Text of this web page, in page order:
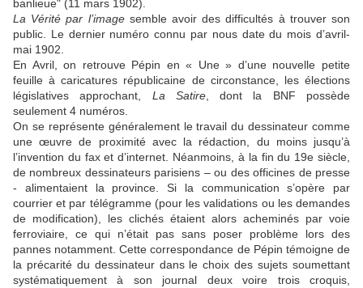
banlieue" (11 mars 1902).
La Vérité par l’imagesemble avoir des difficultés à trouver son
public. Le dernier numéro connu par nous date du mois d’avril-
mai 1902.
En Avril, on retrouve Pépin en « Une » d’une nouvelle petite
feuille à caricatures républicaine de circonstance, les élections
législatives approchant, La Satire, dont la BNF possède
seulement 4 numéros.
On se représente généralement le travail du dessinateur comme
une œuvre de proximité avec la rédaction, du moins jusqu’à
l’invention du fax et d’internet. Néanmoins, à la fin du 19e siècle,
de nombreux dessinateurs parisiens – ou des officines de presse
- alimentaient la province. Si la communication s’opère par
courrier et par télégramme (pour les validations ou les demandes
de modification), les clichés étaient alors acheminés par voie
ferroviaire, ce qui n’était pas sans poser problème lors des
pannes notamment. Cette correspondance de Pépin témoigne de
la précarité du dessinateur dans le choix des sujets soumettant
systématiquement à son journal deux voire trois croquis,